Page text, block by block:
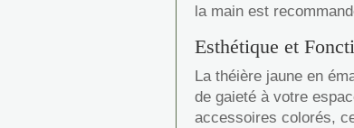
la main est
Esthétique et
La théière jaune en
de gaieté à votre
accessoires colorés,